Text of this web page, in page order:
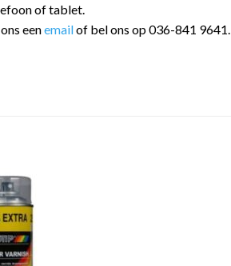
of tablet.
eenemailof bel ons op 036-841 9641.